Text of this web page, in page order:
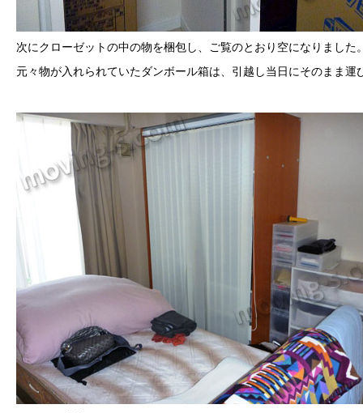
次にクローゼットの中の物を梱包し、ご覧のとおり空になりました
元々物が入れられていたダンボール箱は、引越し当日にそのまま運